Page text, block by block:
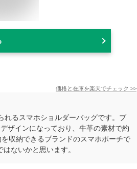
価格と在庫を楽天でチェック >>
れるスマホショルダーバッグです。ブ
ザインになっており、牛革の素材で約
収納できるブランドのスマホポーチで
ないかと思います。